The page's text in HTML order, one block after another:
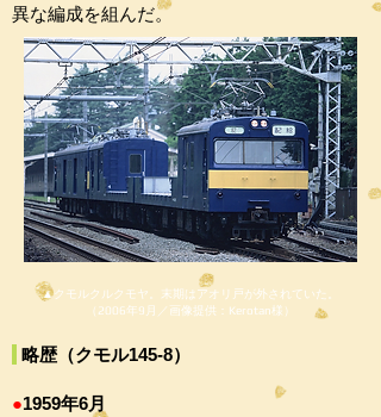
異な編成を組んだ。
▲クモルクルクモヤ。末期はアオリ戸が外されていた。
（2006年9月／画像提供：Kerotan様）
略歴（クモル145-8）
●1959年6月